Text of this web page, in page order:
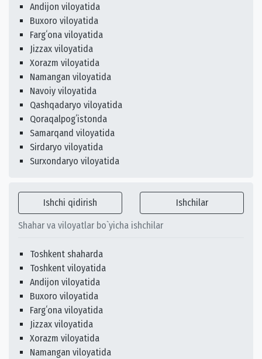
Andijon viloyatida
Buxoro viloyatida
Fargʻona viloyatida
Jizzax viloyatida
Xorazm viloyatida
Namangan viloyatida
Navoiy viloyatida
Qashqadaryo viloyatida
Qoraqalpogʻistonda
Samarqand viloyatida
Sirdaryo viloyatida
Surxondaryo viloyatida
Ishchi qidirish Ishchilar
Shahar va viloyatlar bo`yicha ishchilar
Toshkent shaharda
Toshkent viloyatida
Andijon viloyatida
Buxoro viloyatida
Fargʻona viloyatida
Jizzax viloyatida
Xorazm viloyatida
Namangan viloyatida